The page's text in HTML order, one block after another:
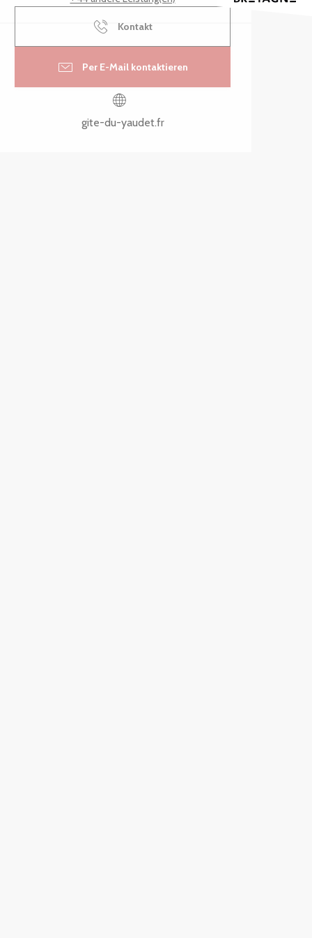
Kontakt
Per E-Mail kontaktieren
gite-du-yaudet.fr